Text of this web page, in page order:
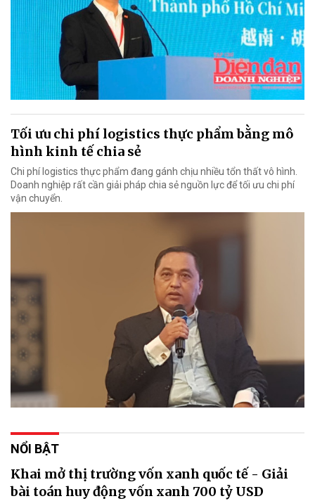
Tối ưu chi phí logistics thực phẩm bằng mô
hình kinh tế chia sẻ
Chi phí logistics thực phẩm đang gánh chịu nhiều tổn thất vô hình.
Doanh nghiệp rất cần giải pháp chia sẻ nguồn lực để tối ưu chi phí
vận chuyển.
NỔI BẬT
Khai mở thị trường vốn xanh quốc tế - Giải
bài toán huy động vốn xanh 700 tỷ USD